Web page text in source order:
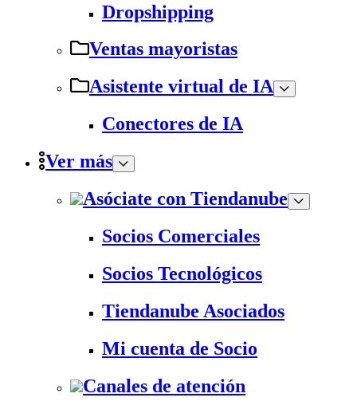
Dropshipping
Ventas mayoristas
Asistente virtual de IA
Conectores de IA
Ver más
Asóciate con Tiendanube
Socios Comerciales
Socios Tecnológicos
Tiendanube Asociados
Mi cuenta de Socio
Canales de atención